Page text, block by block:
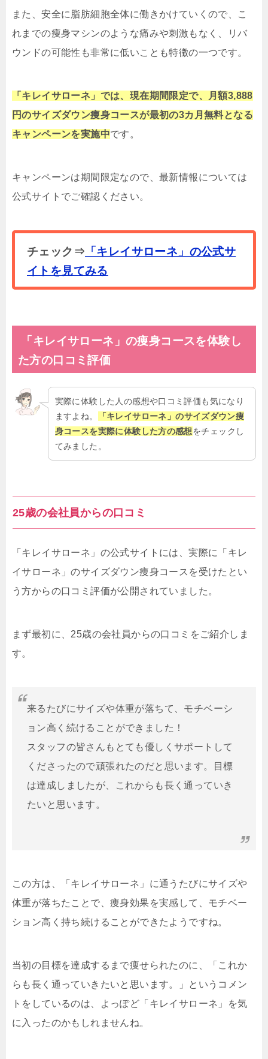
また、安全に脂肪細胞全体に働きかけていくので、こ
れまでの痩身マシンのような痛みや刺激もなく、リバ
ウンドの可能性も非常に低いことも特徴の一つです。
「キレイサローネ」では、現在期間限定で、月額3,888
円のサイズダウン痩身コースが最初の3カ月無料となる
キャンペーンを実施中です。
キャンペーンは期間限定なので、最新情報については
公式サイトでご確認ください。
チェック⇒ 「キレイサローネ」の公式サ
イトを見てみる
「キレイサローネ」の痩身コースを体験し
た方の口コミ評価
実際に体験した人の感想や口コミ評価も気になり
ますよね。
「キレイサローネ」のサイズダウン痩
身コースを実際に体験した方の感想をチェックし
てみました。
25歳の会社員からの口コミ
「キレイサローネ」の公式サイトには、実際に「キレ
イサローネ」のサイズダウン痩身コースを受けたとい
う方からの口コミ評価が公開されていました。
まず最初に、25歳の会社員からの口コミをご紹介しま
す。
来るたびにサイズや体重が落ちて、モチベーシ
ョン高く続けることができました！
スタッフの皆さんもとても優しくサポートして
くださったので頑張れたのだと思います。目標
は達成しましたが、これからも長く通っていき
たいと思います。
この方は、「キレイサローネ」に通うたびにサイズや
体重が落ちたことで、痩身効果を実感して、モチベー
ション高く持ち続けることができたようですね。
当初の目標を達成するまで痩せられたのに、「これか
らも長く通っていきたいと思います。」というコメン
トをしているのは、よっぽど「キレイサローネ」を気
に入ったのかもしれませんね。